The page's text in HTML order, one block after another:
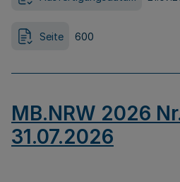
Seite 600
MB.NRW 2026
31.07.2026